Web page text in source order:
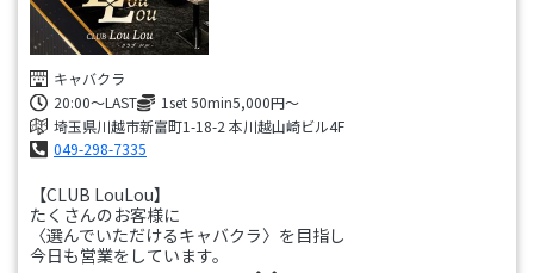
キャバクラ
20:00～LAST
1set 50min5,000円～
埼玉県川越市新富町1-18-2 本川越山崎ビル4F
049-298-7335
【CLUB LouLou】
たくさんのお客様に
〈選んでいただけるキャバクラ〉を目指し
今日も営業をしています。